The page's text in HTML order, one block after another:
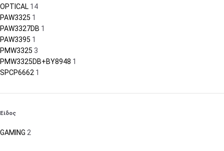
OPTICAL 14
PAW3325 1
PAW3327DB 1
PAW3395 1
PMW3325 3
PMW3325DB+BY8948 1
SPCP6662 1
Είδος
GAMING 2